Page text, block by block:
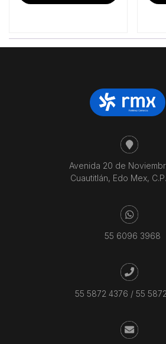
Avenida 20 de
Cuautitlán, Edo Mex,
55 6096 3968
55 5872 4376 / 55